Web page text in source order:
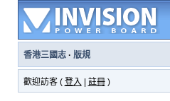
香港三國志· 版規
歡迎訪客 ( 登入 註冊)